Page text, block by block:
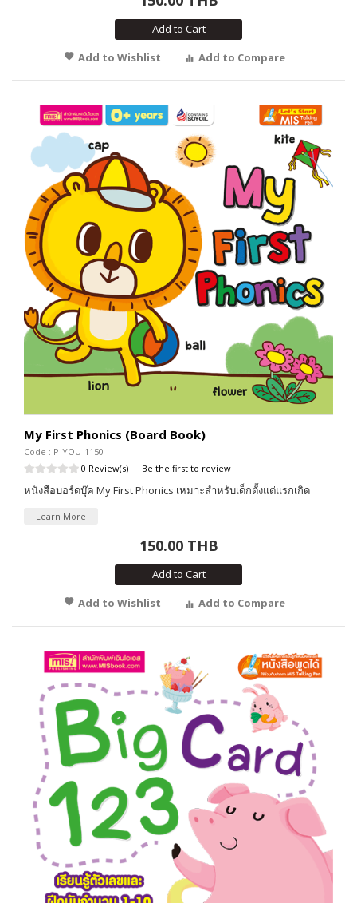
Add to Cart
Add to Wishlist
Add to Compare
My First Phonics (Board Book)
Code : P-YOU-1150
0 Review(s) | Be the first to review
หนังสือบอร์ดบุ๊ค My First Phonics เหมาะสำหรับเด็กตั้งแต่แรกเกิด
Learn More
150.00 THB
Add to Cart
Add to Wishlist
Add to Compare